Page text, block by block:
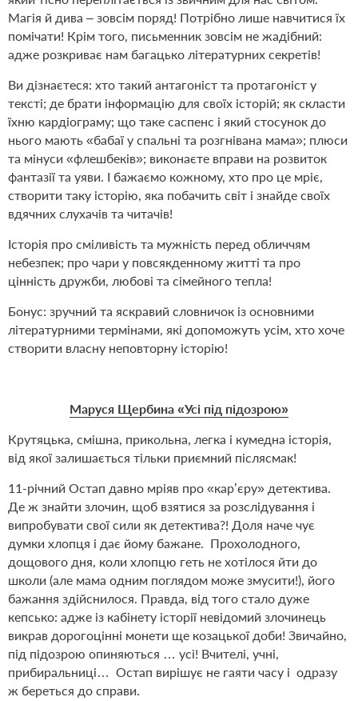
Магія й дива – зовсім поряд! Потрібно лише навчитися їх
помічати! Крім того, письменник зовсім не жадібний:
адже розкриває нам багацько літературних секретів!
Ви дізнаєтеся: хто такий антагоніст та протагоніст у
тексті; де брати інформацію для своїх історій; як скласти
їхню кардіограму; що таке саспенс і який стосунок до
нього мають «бабаї у спальні та розгнівана мама»; плюси
та мінуси «флешбеків»; виконаєте вправи на розвиток
фантазії та уяви. І бажаємо кожному, хто про це мріє,
створити таку історію, яка побачить світ і знайде своїх
вдячних слухачів та читачів!
Історія про сміливість та мужність перед обличчям
небезпек; про чари у повсякденному житті та про
цінність дружби, любові та сімейного тепла!
Бонус: зручний та яскравий словничок із основними
літературними термінами, які допоможуть усім, хто хоче
створити власну неповторну історію!
Маруся Щербина «Усі під підозрою»
Крутяцька, смішна, прикольна, легка і кумедна історія,
від якої залишається тільки приємний післясмак!
11-річний Остап давно мріяв про «кар’єру» детектива.
Де ж знайти злочин, щоб взятися за розслідування і
випробувати свої сили як детектива?! Доля наче чує
думки хлопця і дає йому бажане. Прохолодного,
дощового дня, коли хлопцю геть не хотілося йти до
школи (але мама одним поглядом може змусити!), його
бажання здійснилося. Правда, від того стало дуже
кепсько: адже із кабінету історії невідомий злочинець
викрав дорогоцінні монети ще козацької доби! Звичайно,
під підозрою опиняються … усі! Вчителі, учні,
прибиральниці… Остап вирішує не гаяти часу і одразу
ж береться до справи.